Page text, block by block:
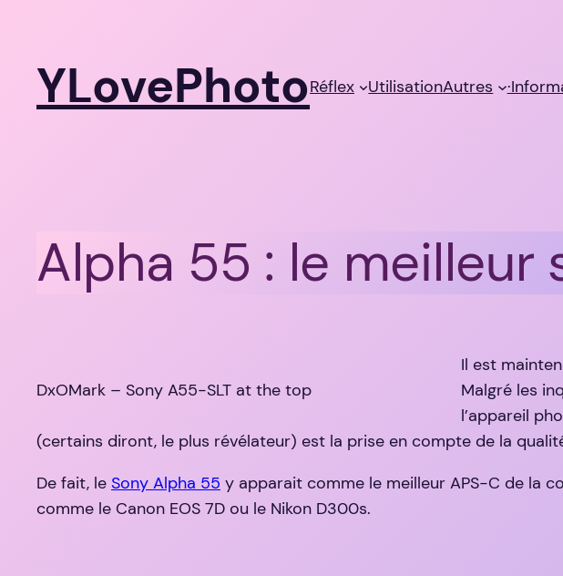
contenu
YLovePhotoRéflex UtilisationAutres
Alpha 55 : le meilleur
DxOMark – Sony A55-SLT at the top
Il est
Malgré les
l’appareil
(certains diront, le plus révélateur) est la prise en compte de la
De fait, le Sony Alpha 55 y apparait comme le meilleur APS-C de la
comme le Canon EOS 7D ou le Nikon D300s.